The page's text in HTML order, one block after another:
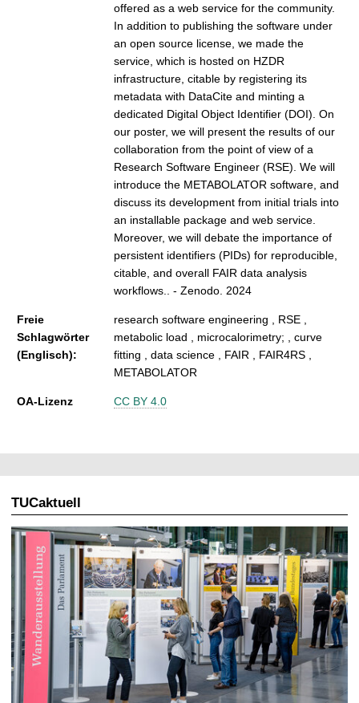
offered as a web service for the community.
In addition to publishing the software under
an open source license, we made the
service, which is hosted on HZDR
infrastructure, citable by registering its
metadata with DataCite and minting a
dedicated Digital Object Identifier (DOI). On
our poster, we will present the results of our
collaboration from the point of view of a
Research Software Engineer (RSE). We will
introduce the METABOLATOR software, and
discuss its development from initial trials into
an installable package and web service.
Moreover, we will debate the importance of
persistent identifiers (PIDs) for reproducible,
citable, and overall FAIR data analysis
workflows.. - Zenodo. 2024
Freie
Schlagwörter
(Englisch):
research software engineering , RSE ,
metabolic load , microcalorimetry; , curve
fitting , data science , FAIR , FAIR4RS ,
METABOLATOR
OA-Lizenz CC BY 4.0
TUCaktuell